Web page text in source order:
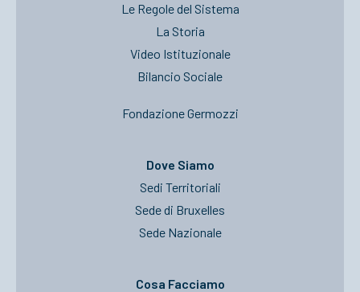
Le Regole del Sistema
La Storia
Video Istituzionale
Bilancio Sociale
Fondazione Germozzi
Dove Siamo
Sedi Territoriali
Sede di Bruxelles
Sede Nazionale
Cosa Facciamo